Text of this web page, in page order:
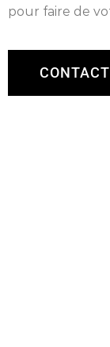
pour faire de